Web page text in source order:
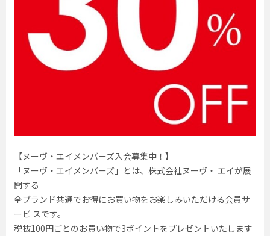
【ヌーヴ・エイメンバーズ入会募集中！】
「ヌーヴ・エイメンバーズ」とは、株式会社ヌーヴ・ エイが展
開する
全ブランド共通でお得にお買い物をお楽しみいただける会員サ
ービ スです。
税抜100円ごとのお買い物で3ポイントをプレゼントいたします